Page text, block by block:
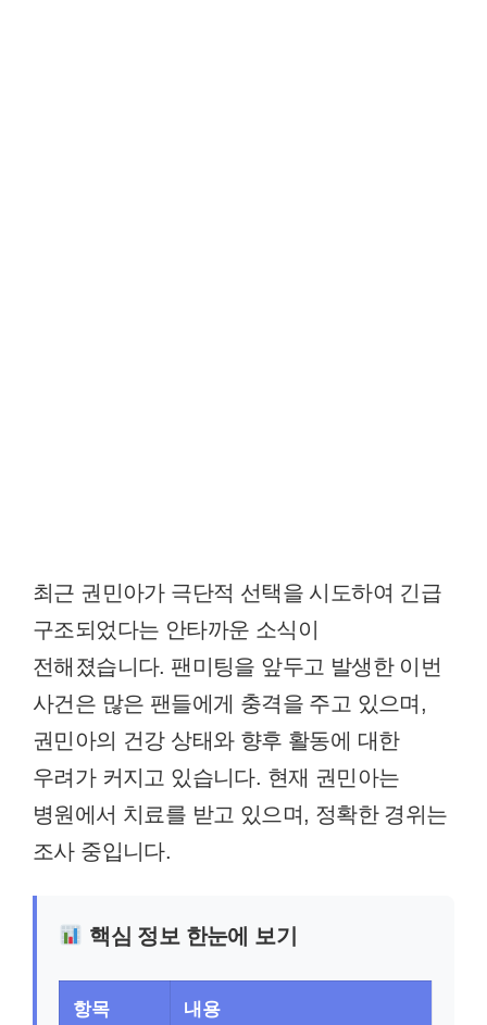
최근 권민아가 극단적 선택을 시도하여 긴급
구조되었다는 안타까운 소식이
전해졌습니다. 팬미팅을 앞두고 발생한 이번
사건은 많은 팬들에게 충격을 주고 있으며,
권민아의 건강 상태와 향후 활동에 대한
우려가 커지고 있습니다. 현재 권민아는
병원에서 치료를 받고 있으며, 정확한 경위는
조사 중입니다.
핵심 정보 한눈에 보기
항목 내용